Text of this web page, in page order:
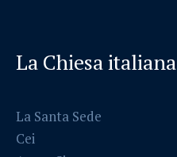
La Chiesa italiana
La Santa Sede
Cei